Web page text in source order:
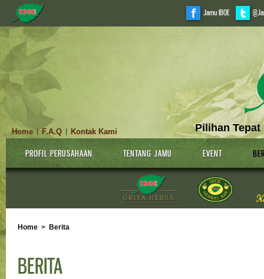
Jamu IBOE
Pilihan Tepat
Home |F.A.Q Kontak Kami
PROFIL PERUSAHAAN TENTANG JAMU EVENT
Home > Berita
BERITA